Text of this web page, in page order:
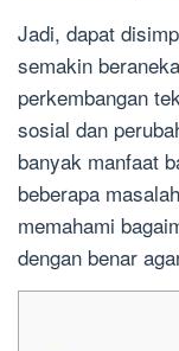
Jadi, dapat
semakin
perkembangan
sosial dan
banyak manfaat
beberapa
memahami
dengan benar